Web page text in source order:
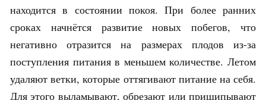
находится в состоянии покоя. При более ранних
сроках начнётся развитие новых побегов, что
негативно отразится на размерах плодов из-за
поступления питания в меньшем количестве. Летом
удаляют ветки, которые оттягивают питание на себя.
Для этого выламывают, обрезают или прищипывают